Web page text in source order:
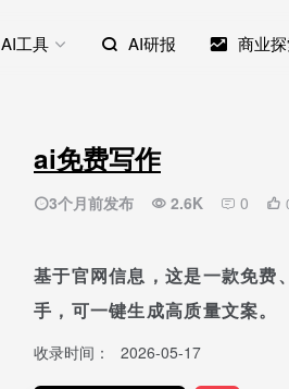
AI工具 AI研报 商业
ai免费写作
3个月前发布 2.6K 0
基于官网信息，这是一款免
手，可一键生成高质量文案。
收录时间： 2026-05-17